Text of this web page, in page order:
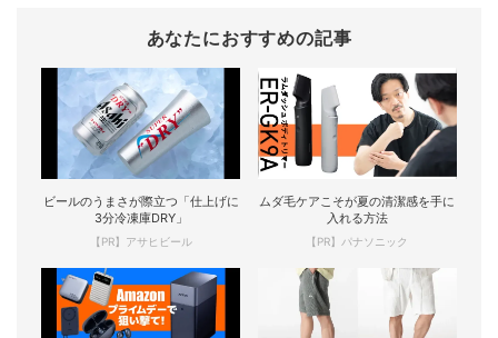
あなたにおすすめの記事
ビールのうまさが際立つ「仕上げに
3分冷凍庫DRY」
【PR】アサヒビール
ムダ毛ケアこそが夏の清潔感を手に
入れる方法
【PR】パナソニック